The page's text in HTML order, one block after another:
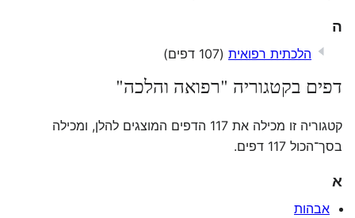
ה
הלכתית רפואית (107 דפים)
דפים בקטגוריה "רפואה והלכה"
קטגוריה זו מכילה את 117 הדפים המוצגים להלן, ומכילה
בסך־הכול 117 דפים.
א
אבהות